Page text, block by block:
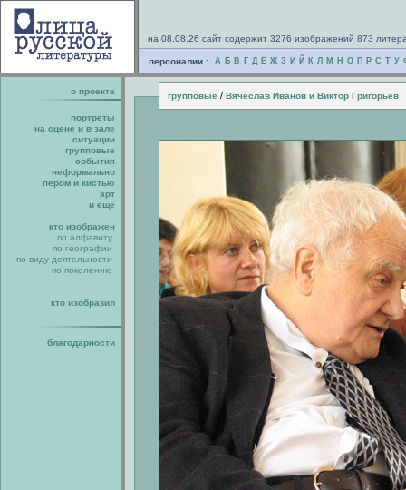
на 08.08.26 сайт содержит 3276 изображений 873
персоналии : А Б В Г Д Е Ж З И Й К Л М Н О П Р С Т У
о проекте групповые / Вячеслав Иванов и Виктор Григорьев
портреты
на сцене и в зале
ситуации
групповые
события
неформально
пером и кистью
арт
и еще
кто изображен
по алфавиту
по географии
по виду деятельности
по поколению
кто изобразил
благодарности